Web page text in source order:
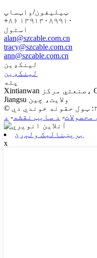
ټیلیفون/واټساپ
+۸۶ ۱۳۹۱۳۰۸۹۹۱۰
استول
alan@szcable.com.cn
tracy@szcable.com.cn
ann@szcable.com.cn
لینکډین
لینکډین
پته
Xintianwan صنعتي مرکز، Qidu ټاون، Wujiang Suzhou ښار،
Jiangsu ولايت، چين
محصولات- د سایټ نقشه-
برېښنالیک ولېږئ
x